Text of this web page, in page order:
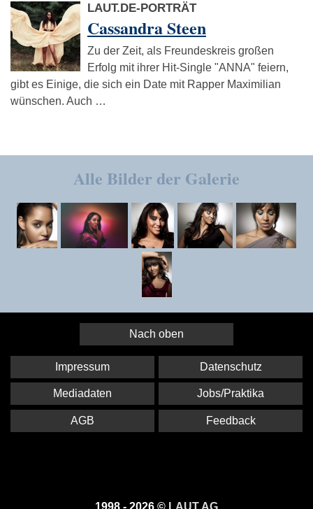
LAUT.DE-PORTRÄT
Cassandra Steen
Zu der Zeit, als Freundeskreis großen
Erfolg mit ihrer Hit-Single "ANNA" feiern,
gibt es Einige, die sich ein Date mit Rapper Maximilian
wünschen. Auch …
Alle Bilder der Galerie
Nach oben
1998 - 2026 © LAUT AG
Impressum Datenschutz
Mediadaten Jobs/Praktika
AGB Feedback